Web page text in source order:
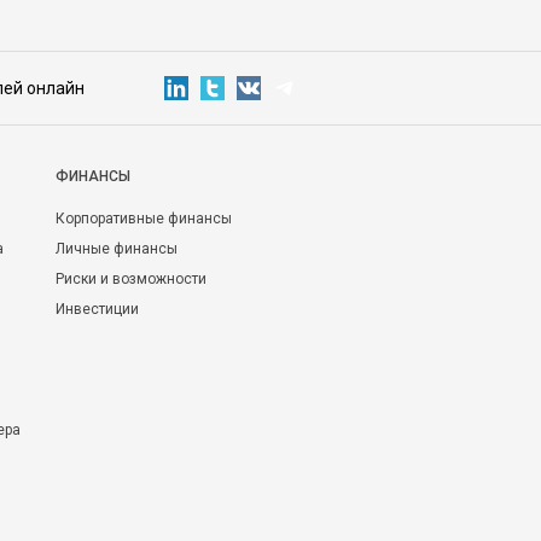
онлайн
ФИНАНСЫ
Корпоративные финансы
Личные финансы
Риски и возможности
Инвестиции